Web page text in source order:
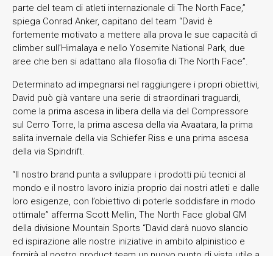
parte del team di atleti internazionale di The North Face,”
spiega Conrad Anker, capitano del team “David è
fortemente motivato a mettere alla prova le sue capacità di
climber sull’Himalaya e nello Yosemite National Park, due
aree che ben si adattano alla filosofia di The North Face”.
Determinato ad impegnarsi nel raggiungere i propri obiettivi,
David può già vantare una serie di straordinari traguardi,
come la prima ascesa in libera della via del Compressore
sul Cerro Torre, la prima ascesa della via Avaatara, la prima
salita invernale della via Schiefer Riss e una prima ascesa
della via Spindrift.
“Il nostro brand punta a sviluppare i prodotti più tecnici al
mondo e il nostro lavoro inizia proprio dai nostri atleti e dalle
loro esigenze, con l’obiettivo di poterle soddisfare in modo
ottimale” afferma Scott Mellin, The North Face global GM
della divisione Mountain Sports “David darà nuovo slancio
ed ispirazione alle nostre iniziative in ambito alpinistico e